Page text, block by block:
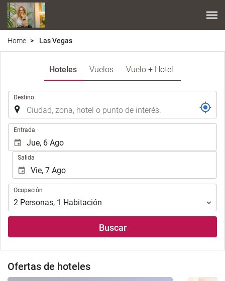
Home Las Vegas
Hoteles Vuelos Vuelo + Hotel
Destino
Entrada
Salida
Ocupación
Ocupación
2 Personas, 1 Habitación
Buscar
Ofertas de hoteles